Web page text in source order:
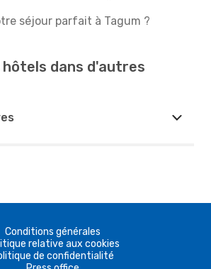
séjour parfait à Tagum ?
hôtels dans d'autres
Conditions générales
relative aux cookies
de confidentialité